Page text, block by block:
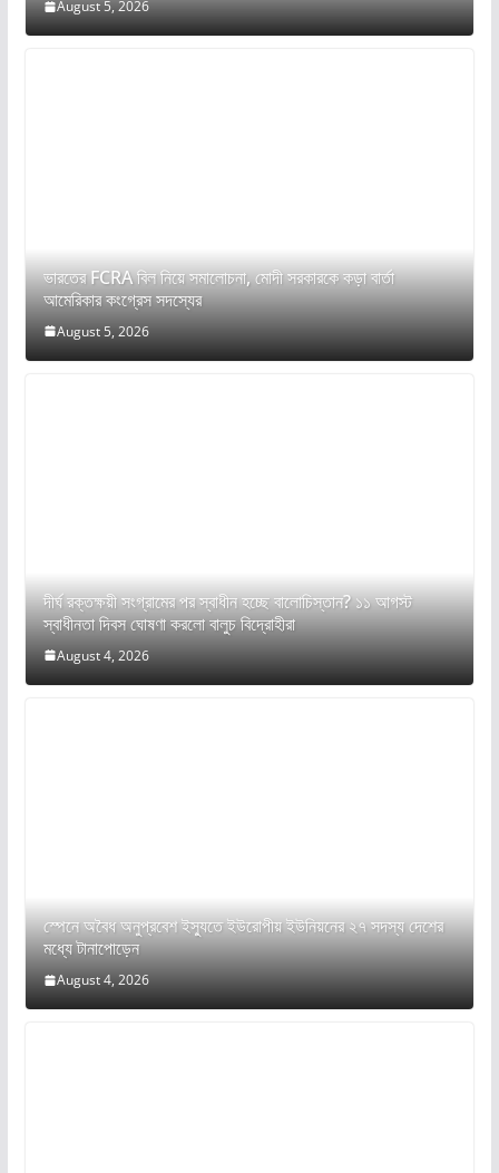
August 5, 2026
ভারতের FCRA বিল নিয়ে সমালোচনা, মোদী সরকারকে কড়া বার্তা
আমেরিকার কংগ্রেস সদস্যের
August 5, 2026
দীর্ঘ রক্তক্ষয়ী সংগ্রামের পর স্বাধীন হচ্ছে বালোচিস্তান? ১১ আগস্ট
স্বাধীনতা দিবস ঘোষণা করলো বালুচ বিদ্রোহীরা
August 4, 2026
স্পেনে অবৈধ অনুপ্রবেশ ইস্যুতে ইউরোপীয় ইউনিয়নের ২৭ সদস্য দেশের
মধ্যে টানাপোড়েন
August 4, 2026